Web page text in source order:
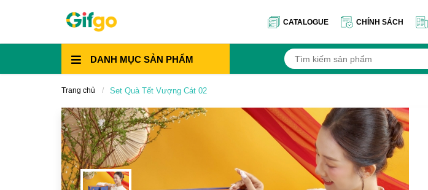
CATALOGUE CHÍNH SÁCH
DANH MỤC SẢN PHẨM
Trang chủ Set Quà Tết Vượng Cát 02